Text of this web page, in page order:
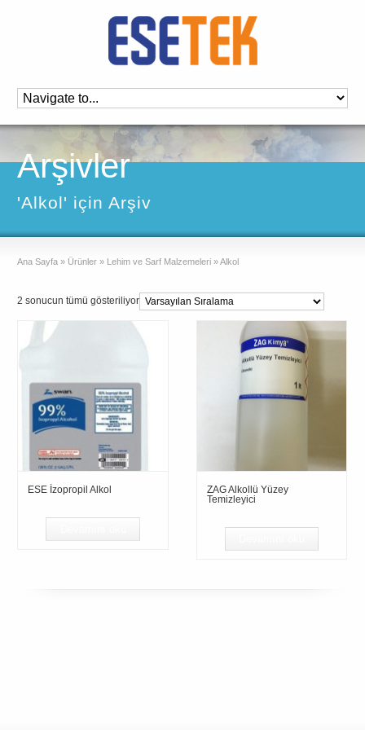
Arşivler
'Alkol' için Arşiv
Ana Sayfa » Ürünler » Lehim ve Sarf Malzemeleri »Alkol
2 sonucun tümü gösteriliyor
ESE İzopropil Alkol
ZAG Alkollü Yüzey
Temizleyici